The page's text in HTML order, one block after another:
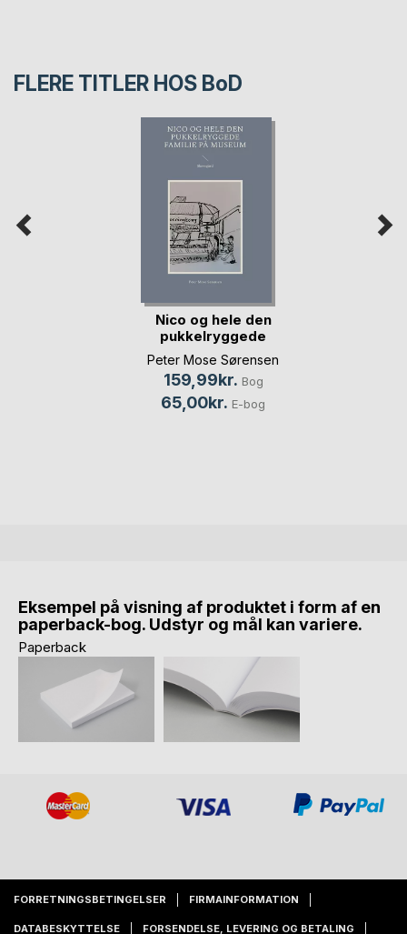
FLERE TITLER HOS BoD
Nico og hele den
pukkelryggede
fam(...)
Peter Mose Sørensen
159,99kr. Bog
65,00kr. E-bog
Eksempel på visning af produktet i form af en
paperback-bog. Udstyr og mål kan variere.
Paperback
FORRETNINGSBETINGELSER FIRMAINFORMATION
DATABESKYTTELSE FORSENDELSE, LEVERING OG BETALING